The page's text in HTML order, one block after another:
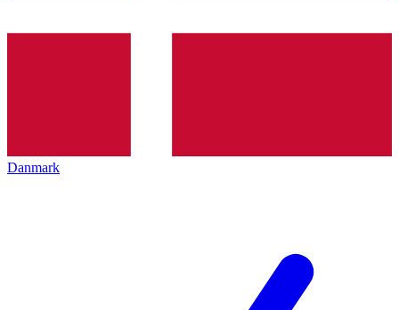
Danmark